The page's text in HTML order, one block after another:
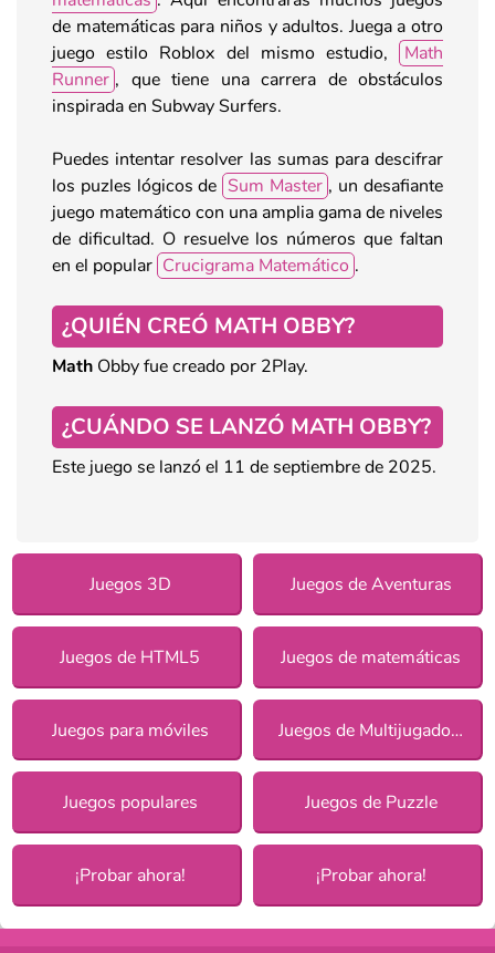
de matemáticas para niños y adultos. Juega a otro
juego estilo Roblox del mismo estudio,
Math
Runner , que tiene una carrera de obstáculos
inspirada en Subway Surfers.
Puedes intentar resolver las sumas para descifrar
los puzles lógicos de Sum Master , un desafiante
juego matemático con una amplia gama de niveles
de dificultad. O resuelve los números que faltan
en el popular Crucigrama Matemático .
¿QUIÉN CREÓ MATH OBBY?
Math Obby fue creado por 2Play.
¿CUÁNDO SE LANZÓ MATH OBBY?
Este juego se lanzó el 11 de septiembre de 2025.
Juegos 3D Juegos de Aventuras
Juegos de HTML5 Juegos de matemáticas
Juegos para móviles Juegos de Multijugadores
Juegos populares Juegos de Puzzle
¡Probar ahora! ¡Probar ahora!